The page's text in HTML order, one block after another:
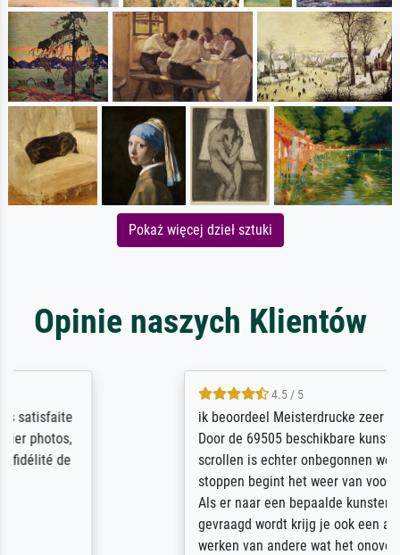
Pokaż więcej dzieł sztuki
Opinie naszych Klientów
ik beoordeel Meisterdrucke zeer positief.
Door de 69505 beschikbare kunstenaars
scrollen is echter onbegonnen werk (na
stoppen begint het weer van voor af aan).
Als er naar een bepaalde kunstenaar
gevraagd wordt krijg je ook een aantal
werken van andere wat het onoverzichtelijk